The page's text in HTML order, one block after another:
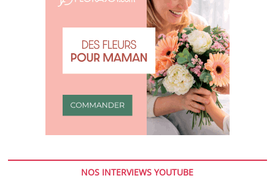
guerre
NOS INTERVIEWS YOUTUBE